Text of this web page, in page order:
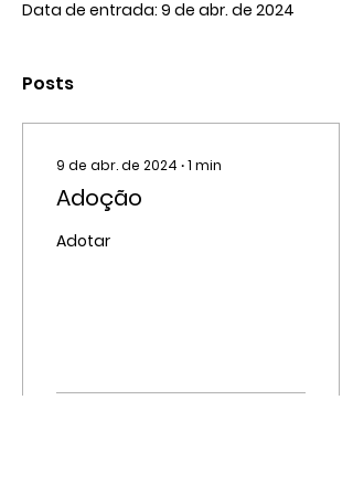
Data de entrada: 9 de abr. de 2024
Posts
9 de abr. de 2024 ∙1 min
Adoção
Adotar